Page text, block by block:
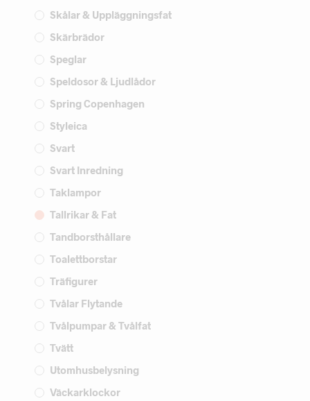
Skålar & Uppläggningsfat
Skärbrädor
Speglar
Speldosor & Ljudlådor
Spring Copenhagen
Styleica
Svart
Svart Inredning
Taklampor
Tallrikar & Fat
Tandborsthållare
Toalettborstar
Träfigurer
Tvålar Flytande
Tvålpumpar & Tvålfat
Tvätt
Utomhusbelysning
Väckarklockor